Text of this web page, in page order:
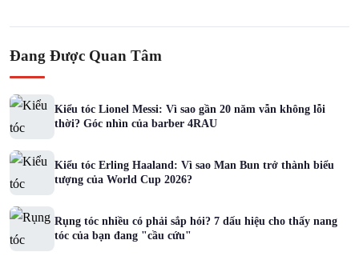
Đang Được Quan Tâm
Kiểu tóc Lionel Messi: Vì sao gần 20 năm vẫn không lỗi
thời? Góc nhìn của barber 4RAU
Kiểu tóc Erling Haaland: Vì sao Man Bun trở thành biểu
tượng của World Cup 2026?
Rụng tóc nhiều có phải sắp hói? 7 dấu hiệu cho thấy nang
tóc của bạn đang "cầu cứu"